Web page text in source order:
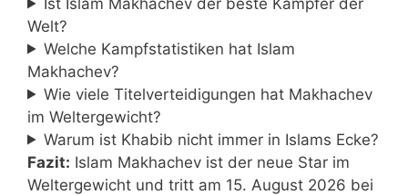
Welt?
Welche Kampfstatistiken hat Islam
Makhachev?
Wie viele Titelverteidigungen hat Makhachev
im Weltergewicht?
Warum ist Khabib nicht immer in Islams Ecke?
Fazit: Islam Makhachev ist der neue Star im
Weltergewicht und tritt am 15. August 2026 bei